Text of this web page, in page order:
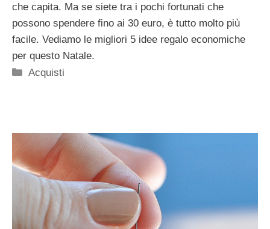
che capita. Ma se siete tra i pochi fortunati che
possono spendere fino ai 30 euro, è tutto molto più
facile. Vediamo le migliori 5 idee regalo economiche
per questo Natale.
Categorie
Acquisti